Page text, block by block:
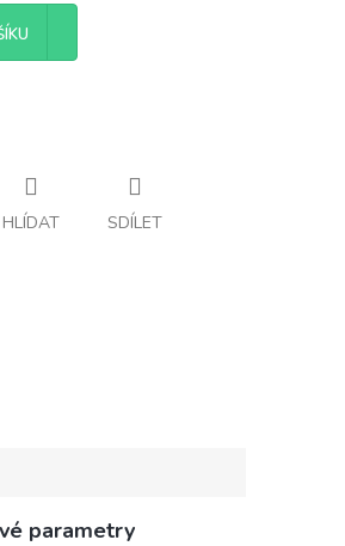
HLÍDAT SDÍLET
parametry